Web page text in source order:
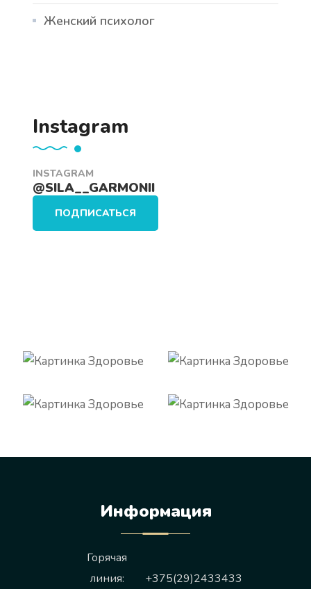
Женский психолог
Instagram
INSTAGRAM
@SILA__GARMONII
ПОДПИСАТЬСЯ
Информация
Горячая
линия:
+375(29)2433433